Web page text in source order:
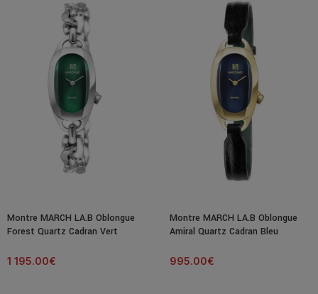
Montre MARCH LA.B Oblongue
Forest Quartz Cadran Vert
1 195.00€
Montre MARCH LA.B Oblongue
Amiral Quartz Cadran Bleu
995.00€